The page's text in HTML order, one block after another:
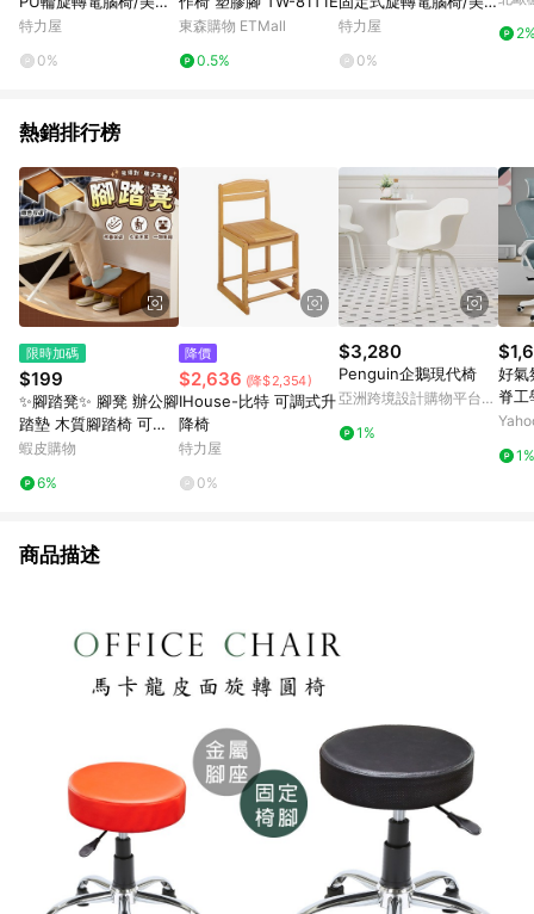
椅(箱裝出貨)1入紅色
特力屋
0%
東森購物 ETMall
0.5%
容椅(箱裝出貨)1入紅色
特力屋
0%
熱銷排行榜
限時加碼
$199
✨腳踏凳✨ 腳凳 辦公腳
踏墊 木質腳踏椅 可調
腳凳 三段式調整 腳底
發墊腳板 桌上收納架
蝦皮購物
6%
降價
$2,636 (降$2,354)
IHouse-比特 可調式升
降椅
特力屋
0%
$3,280
Penguin企鵝現代椅
亞洲跨境設計購物平台
1%
好氣
脊工
1%
商品描述